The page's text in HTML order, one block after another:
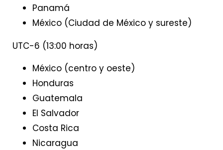
Panamá
México (Ciudad de México y sureste)
UTC-6 (13:00 horas)
México (centro y oeste)
Honduras
Guatemala
El Salvador
Costa Rica
Nicaragua